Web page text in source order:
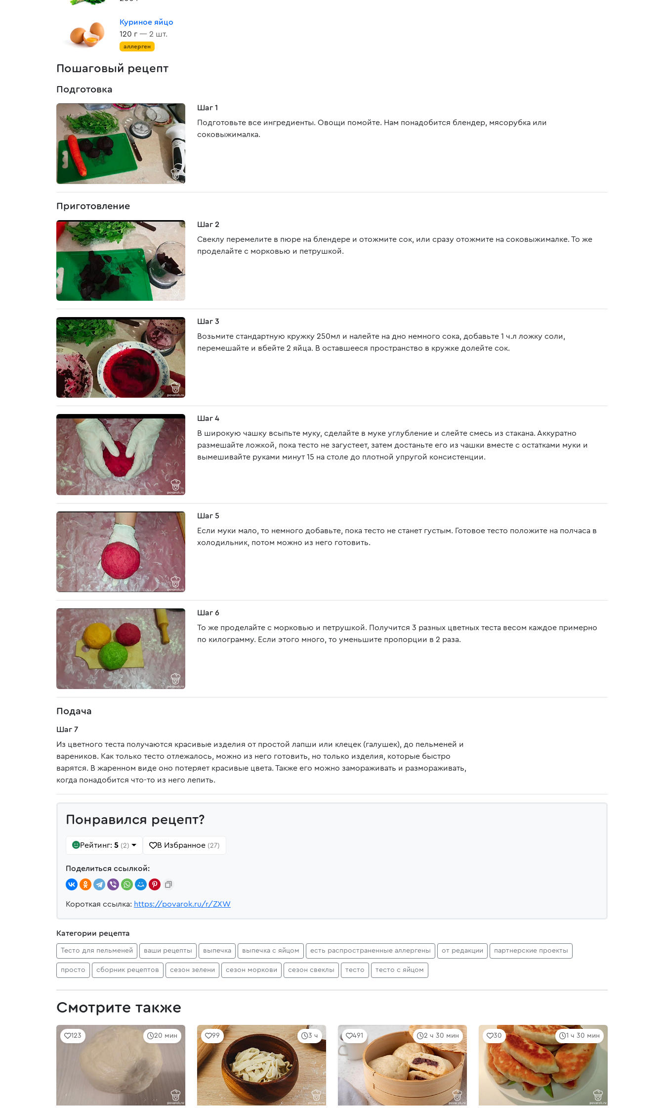
Куриное яйцо
120 г — 2 шт.
аллерген
Пошаговый рецепт
Подготовка
Шаг 1
Подготовьте все ингредиенты. Овощи помойте. Нам понадобится блендер, мясорубка или
соковыжималка.
Приготовление
Шаг 2
Свеклу перемелите в пюре на блендере и отожмите сок, или сразу отожмите на соковыжималке. То же
проделайте с морковью и петрушкой.
Шаг 3
Возьмите стандартную кружку 250мл и налейте на дно немного сока, добавьте 1 ч.л ложку соли,
перемешайте и вбейте 2 яйца. В оставшееся пространство в кружке долейте сок.
Шаг 4
В широкую чашку всыпьте муку, сделайте в муке углубление и слейте смесь из стакана. Аккуратно
размешайте ложкой, пока тесто не загустеет, затем достаньте его из чашки вместе с остатками муки и
вымешивайте руками минут 15 на столе до плотной упругой консистенции.
Шаг 5
Если муки мало, то немного добавьте, пока тесто не станет густым. Готовое тесто положите на полчаса в
холодильник, потом можно из него готовить.
Шаг 6
То же проделайте с морковью и петрушкой. Получится 3 разных цветных теста весом каждое примерно
по килограмму. Если этого много, то уменьшите пропорции в 2 раза.
Подача
Шаг 7
Из цветного теста получаются красивые изделия от простой лапши или клецек (галушек), до пельменей и
вареников. Как только тесто отлежалось, можно из него готовить, но только изделия, которые быстро
варятся. В жаренном виде оно потеряет красивые цвета. Также его можно замораживать и размораживать,
когда понадобится что-то из него лепить.
Понравился рецепт?
Рейтинг: 5 (2) В Избранное (27)
Поделиться ссылкой:
Короткая ссылка: https://povarok.ru/r/ZXW
Категории рецепта
Тесто для пельменей ваши рецепты выпечка выпечка с яйцом есть распространенные аллергены от редакции партнерские проекты
просто сборник рецептов сезон зелени сезон моркови сезон свеклы тесто тесто с яйцом
Смотрите также
20 мин
123 3 ч
99 2 ч 30 мин
491 1 ч 30 мин
30